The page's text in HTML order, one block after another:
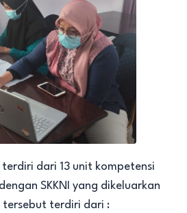
terdiri dari 13 unit kompetensi
SKKNI yang dikeluarkan
tersebut terdiri dari :